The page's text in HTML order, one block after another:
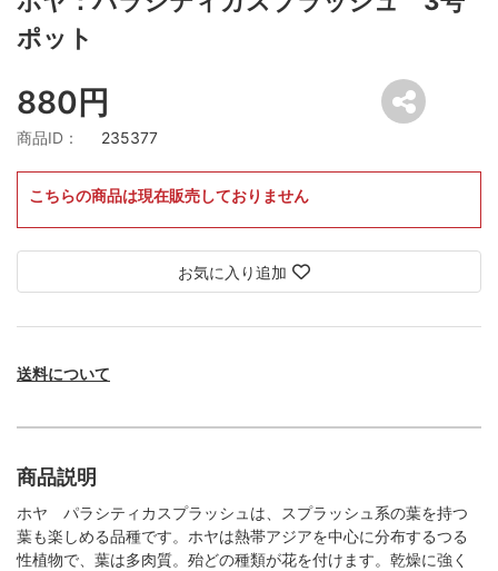
ポット
880円
商品ID： 235377
こちらの商品は現在販売しておりません
お気に入り追加
送料について
商品説明
ホヤ パラシティカスプラッシュは、スプラッシュ系の葉を持つ
葉も楽しめる品種です。ホヤは熱帯アジアを中心に分布するつる
性植物で、葉は多肉質。殆どの種類が花を付けます。乾燥に強く